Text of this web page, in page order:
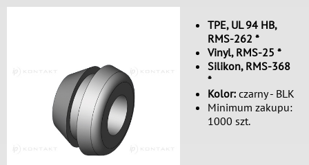
TPE, UL 94 HB,
RMS-262 *
Vinyl, RMS-25 *
Silikon, RMS-368
*
Kolor: czarny - BLK
Minimum zakupu:
1000 szt.